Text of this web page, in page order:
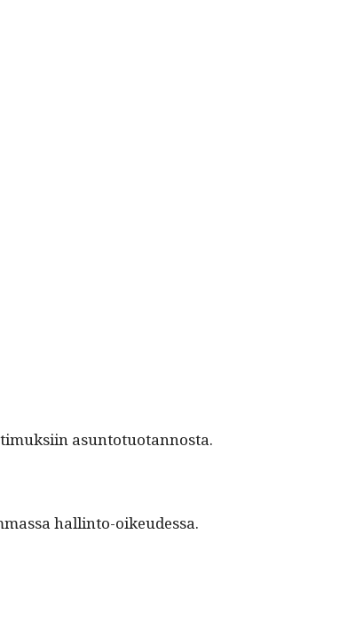
asuntotuotannosta.
hallinto-oikeudessa.